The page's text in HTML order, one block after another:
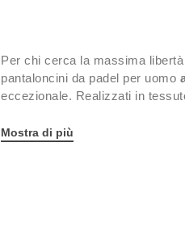
Per chi cerca la massima
pantaloncini da padel per uomo
eccezionale. Realizzati in
scivolata sulla linea di fondo.
Mostra di più